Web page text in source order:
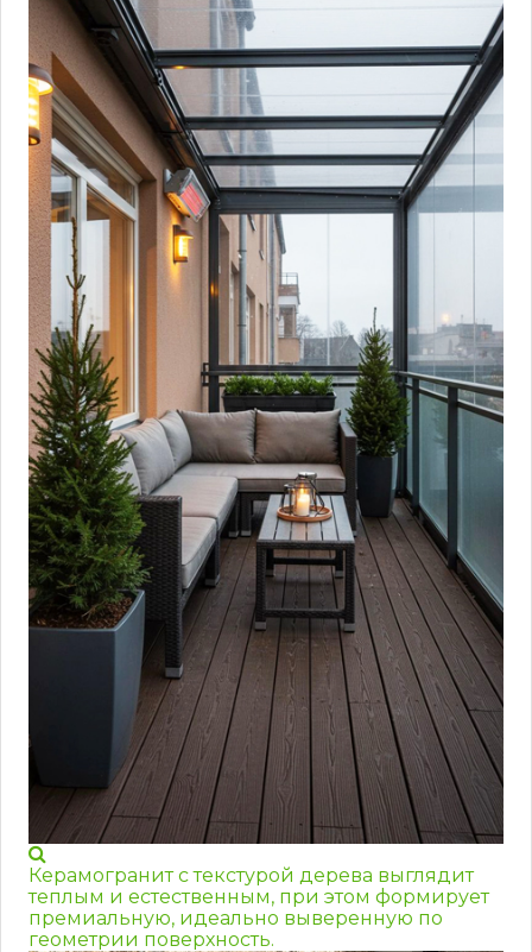
Керамогранит с текстурой дерева выглядит
теплым и естественным, при этом формирует
премиальную, идеально выверенную по
геометрии поверхность.